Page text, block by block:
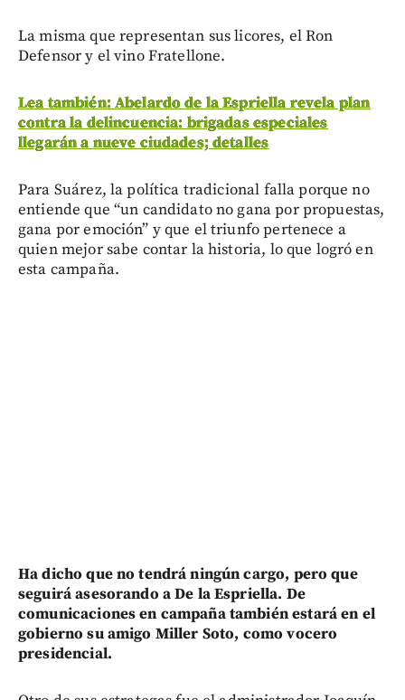
La misma que representan sus licores, el Ron
Defensor y el vino Fratellone.
Lea también: Abelardo de la Espriella revela plan
contra la delincuencia: brigadas especiales
llegarán a nueve ciudades; detalles
Para Suárez, la política tradicional falla porque no
entiende que “un candidato no gana por propuestas,
gana por emoción” y que el triunfo pertenece a
quien mejor sabe contar la historia, lo que logró en
esta campaña.
Ha dicho que no tendrá ningún cargo, pero que
seguirá asesorando a De la Espriella. De
comunicaciones en campaña también estará en el
gobierno su amigo Miller Soto, como vocero
presidencial.